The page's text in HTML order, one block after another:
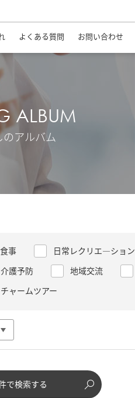
よくある質問 お問い合わせ
ALBUM
アルバム
事 日常レクリエ―ション
介護予防 地域交流
チャームツアー
で検索する